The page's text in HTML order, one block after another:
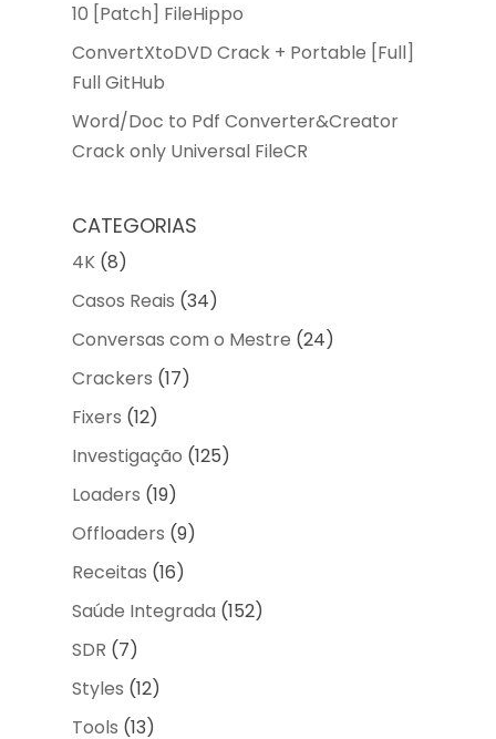
10 [Patch] FileHippo
ConvertXtoDVD Crack + Portable [Full]
Full GitHub
Word/Doc to Pdf Converter&Creator
Crack only Universal FileCR
CATEGORIAS
4K(8)
Casos Reais (34)
Conversas com o Mestre (24)
Crackers (17)
Fixers (12)
Investigação (125)
Loaders (19)
Offloaders (9)
Receitas (16)
Saúde Integrada (152)
SDR (7)
Styles (12)
Tools (13)